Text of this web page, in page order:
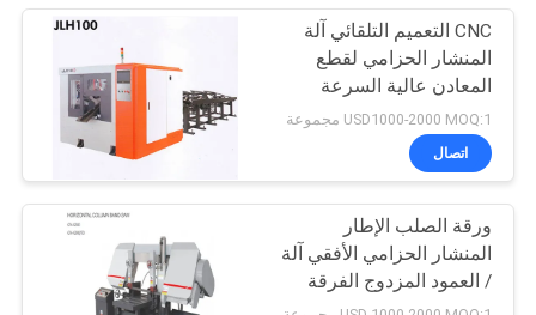
كابل أرمورينغ آلة
29
CNC التعميم التلقائي آلة
المنشار الحزامي لقطع
المعادن عالية السرعة
USD1000-2000 MOQ:1 مجموعة
اتصال
ورقة الصلب الإطار
المنشار الحزامي الأفقي آلة
/ العمود المزدوج الفرقة